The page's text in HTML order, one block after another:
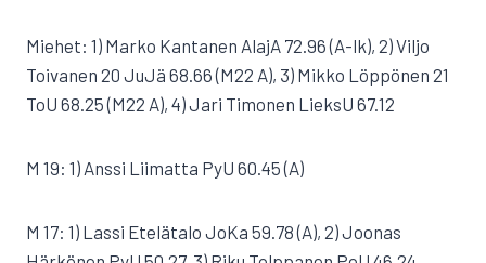
Miehet: 1) Marko Kantanen AlajA 72.96 (A-lk), 2) Viljo
Toivanen 20 JuJä 68.66 (M22 A), 3) Mikko Löppönen 21
ToU 68.25 (M22 A), 4) Jari Timonen LieksU 67.12
M 19: 1) Anssi Liimatta PyU 60.45 (A)
M 17: 1) Lassi Etelätalo JoKa 59.78 (A), 2) Joonas